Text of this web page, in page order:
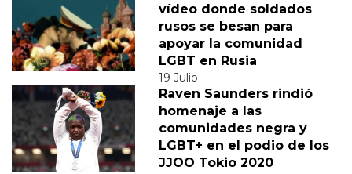
vídeo donde soldados
rusos se besan para
apoyar la comunidad
LGBT en Rusia
19 Julio
Raven Saunders rindió
homenaje a las
comunidades negra y
LGBT+ en el podio de los
JJOO Tokio 2020